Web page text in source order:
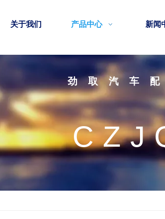
关于我们 产品中心 新闻
劲取汽车